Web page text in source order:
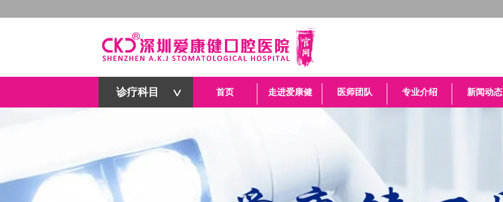
诊疗科目 首页 走进爱康健 医师团队 专业介绍 新闻动态